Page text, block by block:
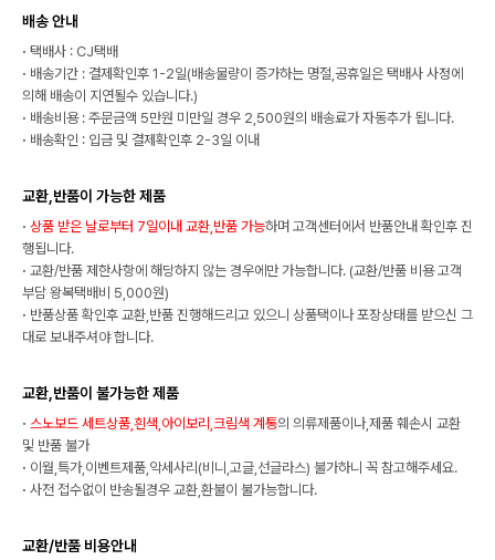
배송 안내
· 택배사 : CJ택배
· 배송기간 : 결제확인후 1-2일(배송물량이 증가하는 명절,공휴일은 택배사 사정에
의해 배송이 지연될수 있습니다.)
· 배송비용 : 주문금액 5만원 미만일 경우 2,500원의 배송료가 자동추가 됩니다.
· 배송확인 : 입금 및 결제확인후 2-3일 이내
교환,반품이 가능한 제품
· 상품 받은 날로부터 7일이내 교환,반품 가능하며 고객센터에서 반품안내 확인후 진
행됩니다.
· 교환/반품 제한사항에 해당하지 않는 경우에만 가능합니다. (교환/반품 비용 고객
부담 왕복택배비 5,000원)
· 반품상품 확인후 교환,반품 진행해드리고 있으니 상품택이나 포장상태를 받으신 그
대로 보내주셔야 합니다.
교환,반품이 불가능한 제품
· 스노보드 세트상품,흰색,아이보리,크림색 계통의 의류제품이나,제품 훼손시 교환
및 반품 불가
· 이월,특가,이벤트제품,악세사리(비니,고글,선글라스) 불가하니 꼭 참고해주세요.
· 사전 접수없이 반송될경우 교환,환불이 불가능합니다.
교환/반품 비용안내